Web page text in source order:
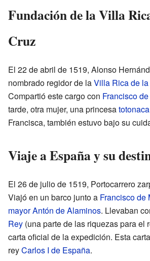
Fundación de la Villa
Cruz
El 22 de abril de 1519, Alonso
nombrado regidor de laVilla Rica de
Compartió este cargo con Francisco
tarde, otra mujer, una princesatotonaca
Francisca, también estuvo bajo su
Viaje a España y su
El 26 de julio de 1519, Portocarrero
Viajó en un barco junto a Francisco de
mayorAntón de Alaminos. Llevaban
Rey (una parte de las riquezas para el
carta oficial de la expedición. Esta
reyCarlos I de España.